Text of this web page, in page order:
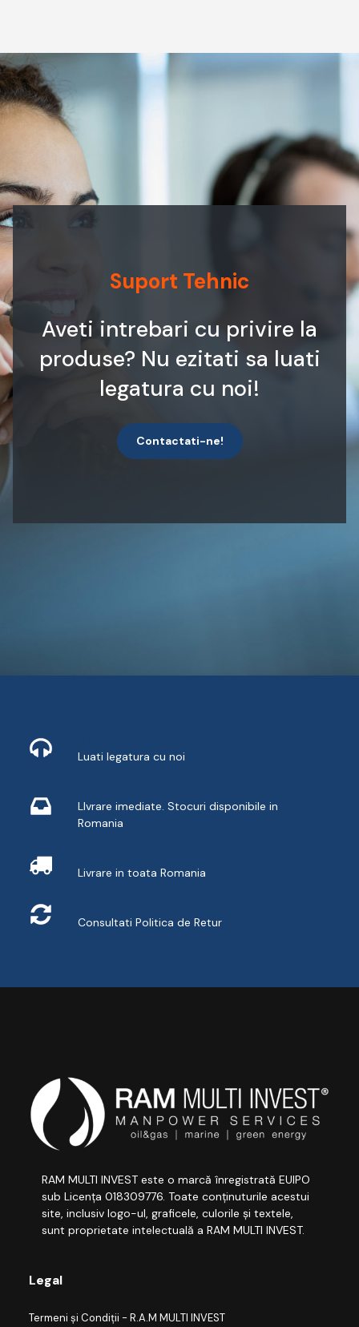
Suport Tehnic
Aveti intrebari cu privire la
produse? Nu ezitati sa luati
legatura cu noi!
Contactati-ne!
Luati legatura cu noi
LIvrare imediate. Stocuri disponibile in
Romania
Livrare in toata Romania
Consultati Politica de Retur
RAM MULTI INVEST este o marcă înregistrată EUIPO
sub Licența 018309776. Toate conținuturile acestui
site, inclusiv logo-ul, graficele, culorile și textele,
sunt proprietate intelectuală a RAM MULTI INVEST.
Legal
Termeni și Condiții - R.A.M MULTI INVEST